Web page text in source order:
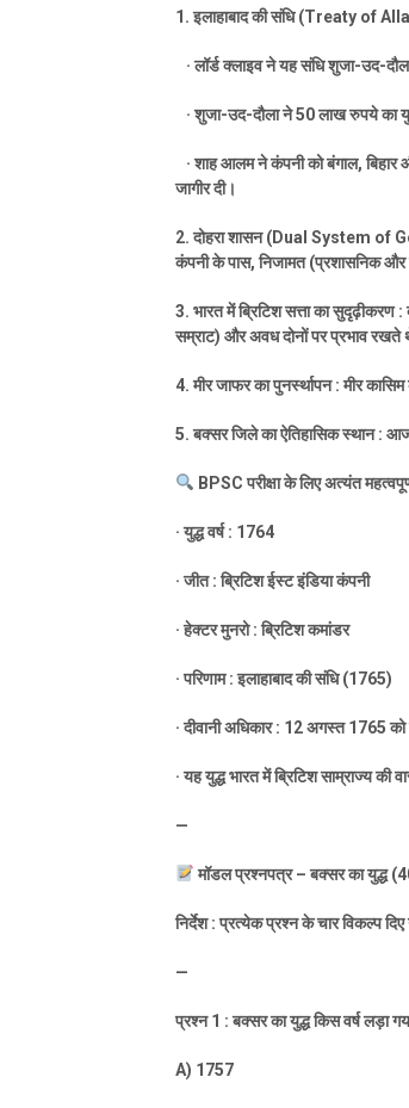
1.इलाहाबाद की संधि (Treaty of
·लॉर्ड क्लाइव ने यह संधि शुजा-उद-
·शुजा-उद-दौला ने50लाख रुपये का
·शाह आलम ने कंपनी को बंगाल,बिहार
जागीर दी।
2.दोहरा शासन (Dual System of
कंपनी के पास,निजामत (प्रशासनिक और
3. भारत में ब्रिटिश सत्ता का सुदृढ़ीकरण :
सम्राट) और अवध दोनों पर प्रभाव रखते
4.मीर जाफर का पुनर्स्थापन : मीर
5.बक्सर जिले का ऐतिहासिक स्थान :
BPSCपरीक्षा के लिए अत्यंत
·युद्ध वर्ष : 1764
·जीत : ब्रिटिश ईस्ट इंडिया कंपनी
·हेक्टर मुनरो : ब्रिटिश कमांडर
·परिणाम : इलाहाबाद की संधि (1765)
·दीवानी अधिकार : 12अगस्त1765को
·यह युद्ध भारत में ब्रिटिश साम्राज्य की
—
मॉडल प्रश्नपत्र – बक्सर का युद्ध (
निर्देश : प्रत्येक प्रश्न के चार विकल्प दिए
—
प्रश्न1 :बक्सर का युद्ध किस वर्ष लड़ा
A) 1757